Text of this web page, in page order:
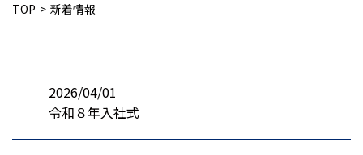
TOP 新着情報
2026/04/01
令和８年入社式